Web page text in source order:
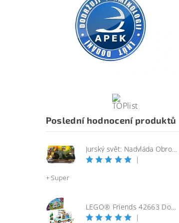
Poslední hodnocení produktů
Jurský svět: Nadvláda Obrovský útočící SINOTYRANNUS
|
+ Super
LEGO® Friends 42663 Dobrodružství s karavanem přátelství
|